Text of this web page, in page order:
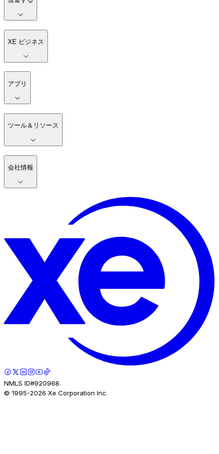
XE ビジネス
アプリ
ツール＆リソース
会社情報
NMLS ID#920968.
© 1995-2026 Xe Corporation Inc.